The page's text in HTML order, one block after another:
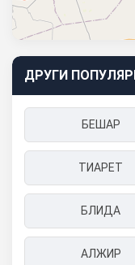
ДРУГИ
БЕШАР
ТИАРЕТ
БЛИДА
АЛЖИР